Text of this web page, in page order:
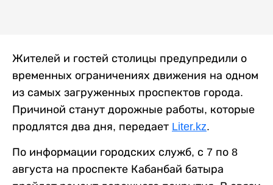
Жителей и гостей столицы предупредили о
временных ограничениях движения на одном
из самых загруженных проспектов города.
Причиной станут дорожные работы, которые
продлятся два дня, передает Liter.kz.
По информации городских служб, с 7 по 8
августа на проспекте Кабанбай батыра